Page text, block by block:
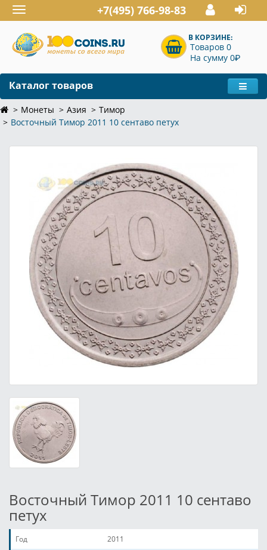
Toggle
navigation
+7(495) 766-98-83
В КОРЗИНЕ:
Товаров 0
На сумму 0P
Каталог товаров
Монеты Азия
Тимор
Восточный Тимор 2011 10 сентаво петух
Восточный Тимор 2011 10 сентаво
петух
Год
2011